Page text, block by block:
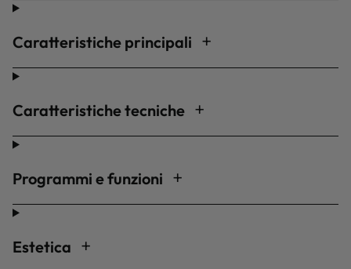
Caratteristiche principali
Caratteristiche tecniche
Programmi e funzioni
Estetica